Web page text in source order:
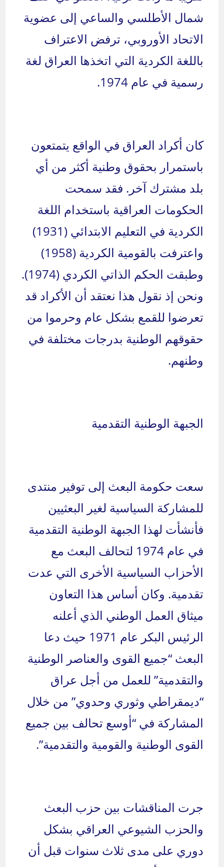
شمال الأطلسي والساعي إلى عضوية
الاتحاد الأوروبي، ترفض الاعتراف
باللغة الكردية التي اتخذها العراق لغة
رسمية في عام 1974.
كان أكراد العراق في الواقع يتمتعون
باستمرار بحقوق وطنية أكثر من أي
بلد مشترك آخر. فقد سمحت
الحكومات العراقية باستخدام اللغة
الكردية في التعليم الابتدائي (1931)
واعترفت بالقومية الكردية (1958)
وطبقت الحكم الذاتي الكردي (1974).
ونحن إذ نقول هذا نعتقد أن الأكراد قد
تعرضوا للقمع بشكل عام وحرموا من
حقوقهم الوطنية بدرجات مختلفة في
وطنهم.
الجبهة الوطنية التقدمية
سعت حكومة البعث إلى توفير منتدى
للمشاركة السياسية لغير البعثيين
فأنشأت لهذا الجبهة الوطنية التقدمية
في عام 1974 لتحالف البعث مع
الأحزاب السياسية الأخرى التي عدت
تقدمية. وكان أساس هذا التعاون
ميثاق العمل الوطني الذي أعلنه
الرئيس البكر عام 1971 حيث دعا
البعث “جميع القوى والعناصر الوطنية
والتقدمية” للعمل من أجل عراق
“ديمقراطي وثوري وحدوي” من خلال
المشاركة في “أوسع تحالف بين جميع
القوى الوطنية والقومية والتقدمية”.
جرت المناقشات بين حزب البعث
والحزب الشيوعي العراقي بشكل
دوري على مدى ثلاث سنوات قبل أن